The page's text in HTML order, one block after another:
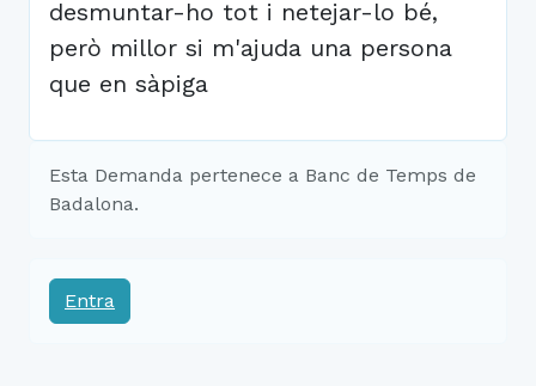
desmuntar-ho tot i netejar-lo bé,
però millor si m'ajuda una persona
que en sàpiga
Esta Demanda pertenece a Banc de Temps de
Badalona.
Entra